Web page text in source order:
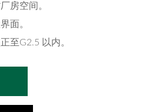
房空间。
面。
至G2.5 以内。